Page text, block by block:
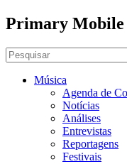
Primary Mobile
Música
Agenda de
Notícias
Análises
Entrevistas
Reportagens
Festivais